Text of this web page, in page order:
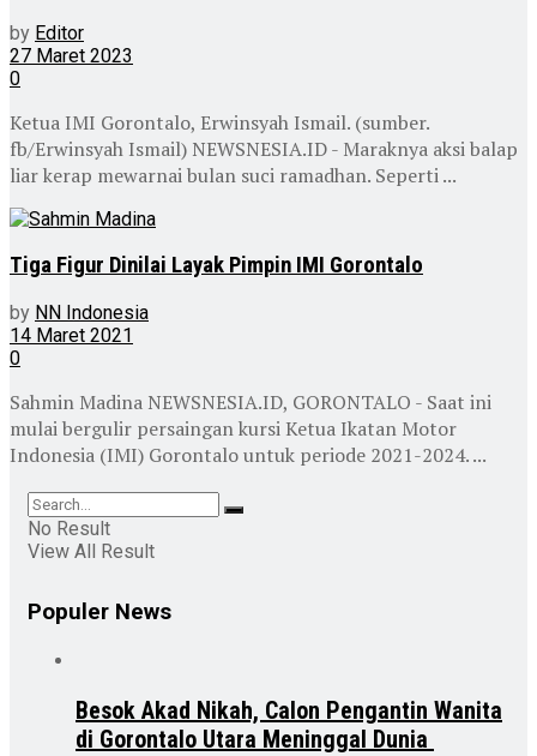
by Editor
27 Maret 2023
0
Ketua IMI Gorontalo, Erwinsyah Ismail. (sumber.
fb/Erwinsyah Ismail) NEWSNESIA.ID - Maraknya aksi balap
liar kerap mewarnai bulan suci ramadhan. Seperti ...
Tiga Figur Dinilai Layak Pimpin IMI Gorontalo
by NN Indonesia
14 Maret 2021
0
Sahmin Madina NEWSNESIA.ID, GORONTALO - Saat ini
mulai bergulir persaingan kursi Ketua Ikatan Motor
Indonesia (IMI) Gorontalo untuk periode 2021-2024. ...
No Result
View All Result
Populer News
Besok Akad Nikah, Calon Pengantin Wanita
di Gorontalo Utara Meninggal Dunia